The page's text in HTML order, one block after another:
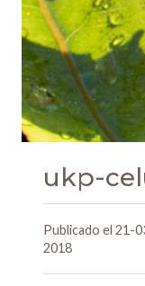
ukp-
Publicado el 21-
2018